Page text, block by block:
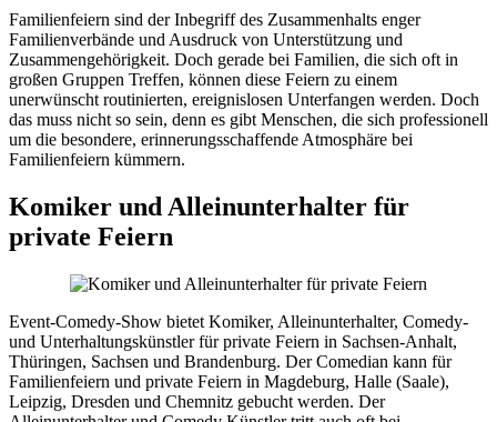
Familienfeiern sind der Inbegriff des Zusammenhalts enger
Familienverbände und Ausdruck von Unterstützung und
Zusammengehörigkeit. Doch gerade bei Familien, die sich oft in
großen Gruppen Treffen, können diese Feiern zu einem
unerwünscht routinierten, ereignislosen Unterfangen werden. Doch
das muss nicht so sein, denn es gibt Menschen, die sich professionell
um die besondere, erinnerungsschaffende Atmosphäre bei
Familienfeiern kümmern.
Komiker und Alleinunterhalter für
private Feiern
Event-Comedy-Show bietet Komiker, Alleinunterhalter, Comedy-
und Unterhaltungskünstler für private Feiern in Sachsen-Anhalt,
Thüringen, Sachsen und Brandenburg. Der Comedian kann für
Familienfeiern und private Feiern in Magdeburg, Halle (Saale),
Leipzig, Dresden und Chemnitz gebucht werden. Der